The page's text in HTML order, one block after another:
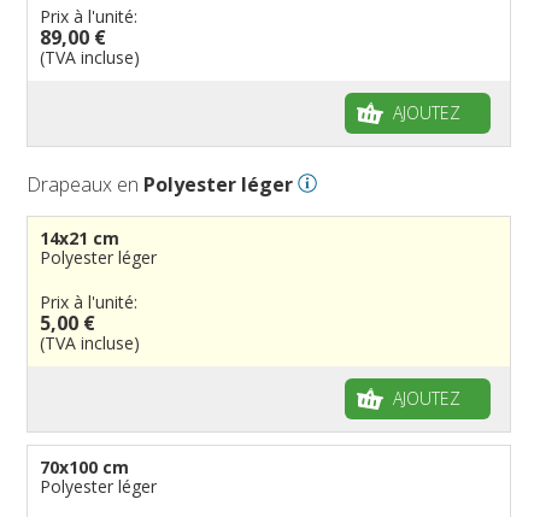
Prix à l'unité:
89,00 €
(TVA incluse)
AJOUTEZ
Drapeaux en Polyester léger
14x21 cm
Polyester léger
Prix à l'unité:
5,00 €
(TVA incluse)
AJOUTEZ
70x100 cm
Polyester léger